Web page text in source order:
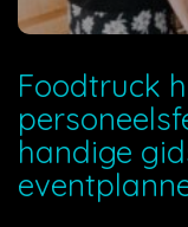
Foodtruck
handige